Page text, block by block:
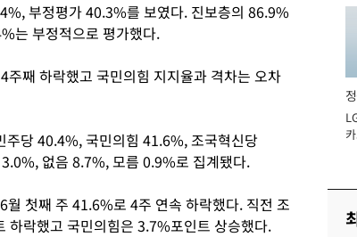
부정평가 40.3%를 보였다. 진보층의 86.9%
는 부정적으로 평가했다.
째 하락했고 국민의힘 지지율과 격차는 오차
주당 40.4%, 국민의힘 41.6%, 조국혁신당
없음 8.7%, 모름 0.9%로 집계됐다.
첫째 주 41.6%로 4주 연속 하락했다. 직전 조
락했고 국민의힘은 3.7%포인트 상승했다.
장